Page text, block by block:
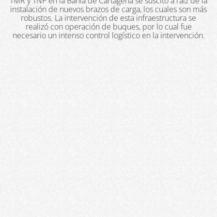
instalación de nuevos brazos de carga, los cuales son más
robustos. La intervención de esta infraestructura se
realizó con operación de buques, por lo cual fue
necesario un intenso control logístico en la intervención.